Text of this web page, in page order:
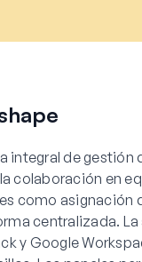
integral de
colaboración en
como asignación
centralizada.
y Google